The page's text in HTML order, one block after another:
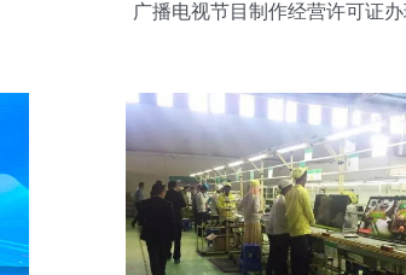
广播电视节目制作经营许可证